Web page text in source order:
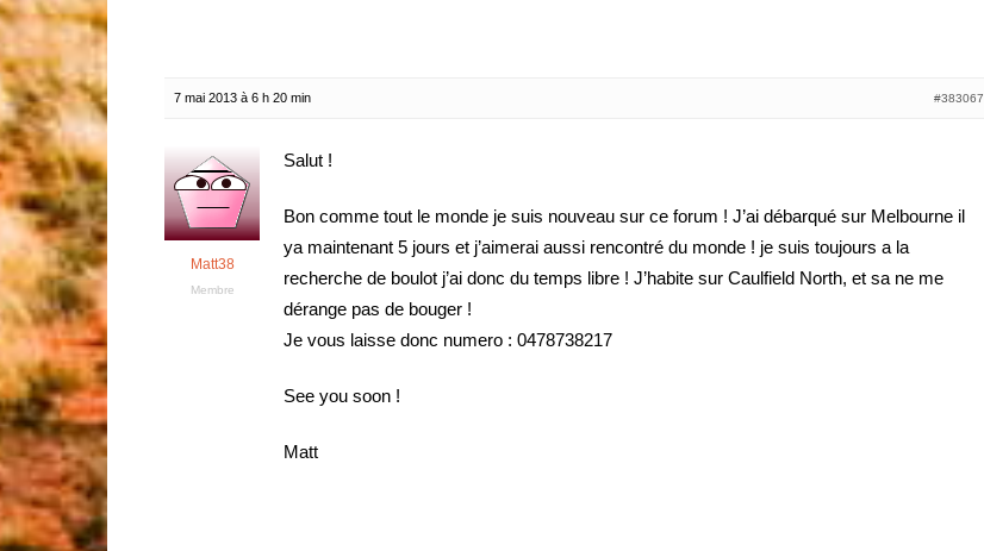
7 mai 2013 à 6 h 20 min #383067
Matt38
Membre
Salut !
Bon comme tout le monde je suis nouveau sur ce forum ! J’ai débarqué sur Melbourne il
ya maintenant 5 jours et j’aimerai aussi rencontré du monde ! je suis toujours a la
recherche de boulot j’ai donc du temps libre ! J’habite sur Caulfield North, et sa ne me
dérange pas de bouger !
Je vous laisse donc numero : 0478738217
See you soon !
Matt